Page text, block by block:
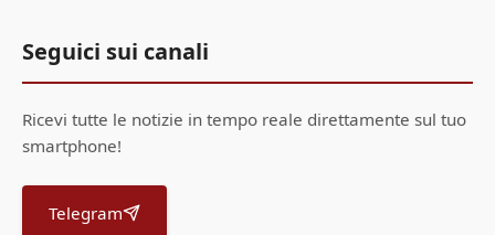
Seguici sui canali
Ricevi tutte le notizie in tempo reale direttamente sul tuo
smartphone!
Telegram